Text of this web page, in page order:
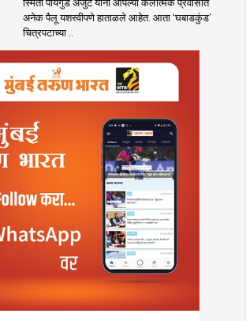
अनेक पैलू यशस्वीपणे हाताळले आहेत. आता ‘घबाडकुंड’
चित्रपटाच्या ..